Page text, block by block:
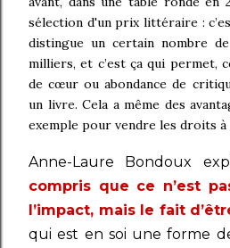
sélection d'un prix littéraire :
distingue un certain nombre
milliers, et c’est ça qui permet,
de cœur ou abondance de
un livre. Cela a même des
exemple pour vendre les droits à
Anne-Laure Bondoux
compris que ce n’est
l’impact, mais le fait
qui est en soi une forme